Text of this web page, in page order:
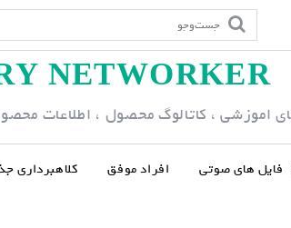
NETWORKER
اموزشی ، کاتالوگ محصول ، اطلاعات
فایل های صوتی افراد موفق کلاهبرداری